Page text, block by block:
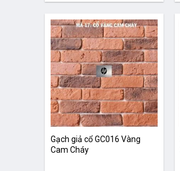
Gạch giả cổ GC016 Vàng
Cam Cháy